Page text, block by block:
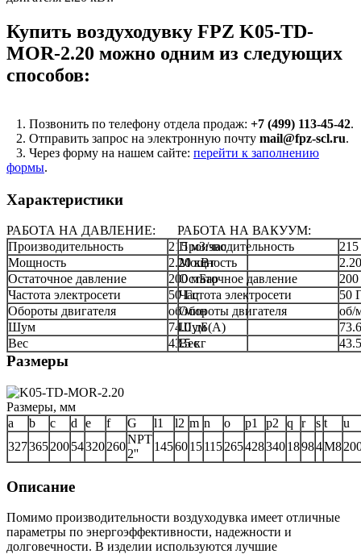
Купить воздуходувку FPZ K05-TD-
MOR-2.20 можно одним из следующих
способов:
1. Позвонить по телефону отдела продаж: +7 (499) 113-45-42.
2. Отправить запрос на электронную почту mail@fpz-scl.ru.
3. Через форму на нашем сайте: перейти к заполнению
формы.
Характеристики
РАБОТА НА ДАВЛЕНИЕ:
Производительность
215 м3/час
Мощность
2.20 кВт
Остаточное давление
200 мБар
Частота электросети
50 Гц
Обороты двигателя
об/мин
Шум
74.0 дБ(А)
Вес
43.5 кг
РАБОТА НА ВАКУУМ:
Производительность
Мощность
Остаточное давление
Частота электросети
50
Обороты двигателя
об/
Шум
Вес
Размеры
Размеры, мм
a
b c d e f G l1 l2 m n o p1 p2 q r s t
u
32736520054320260
NPT
2''
145601511526542834018984M8
Описание
Помимо производительности воздуходувка имеет отличные
параметры по энергоэффективности, надежности и
долговечности. В изделии используются лучшие